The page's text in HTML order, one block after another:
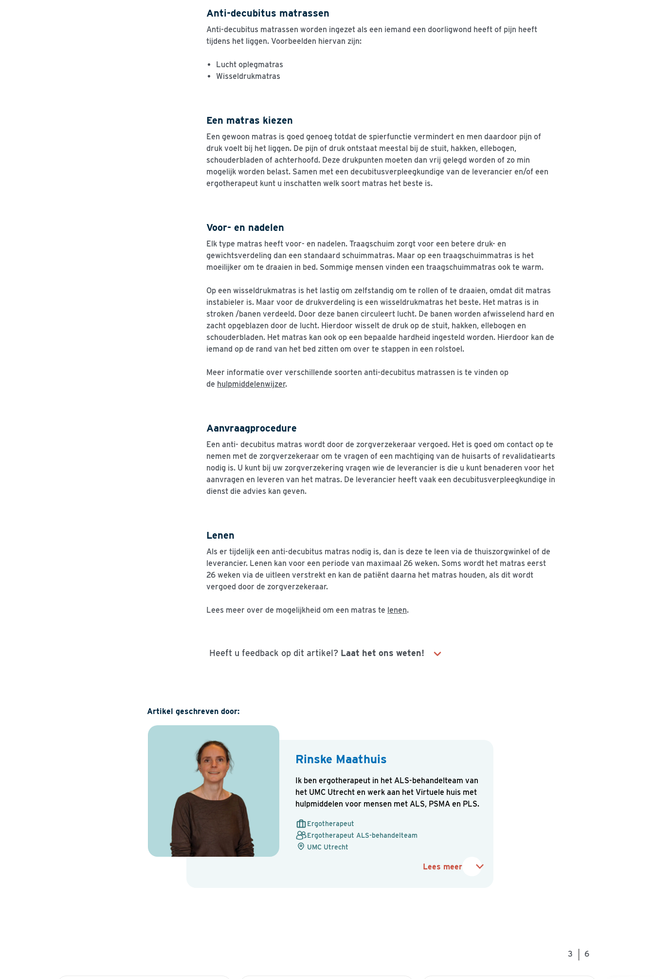
Anti-decubitus matrassen
Anti-decubitus matrassen worden ingezet als een iemand een doorligwond heeft of pijn heeft
tijdens het liggen. Voorbeelden hiervan zijn:
Lucht oplegmatras
Wisseldrukmatras
Een matras kiezen
Een gewoon matras is goed genoeg totdat de spierfunctie vermindert en men daardoor pijn of
druk voelt bij het liggen. De pijn of druk ontstaat meestal bij de stuit, hakken, ellebogen,
schouderbladen of achterhoofd. Deze drukpunten moeten dan vrij gelegd worden of zo min
mogelijk worden belast. Samen met een decubitusverpleegkundige van de leverancier en/of een
ergotherapeut kunt u inschatten welk soort matras het beste is.
Voor- en nadelen
Elk type matras heeft voor- en nadelen. Traagschuim zorgt voor een betere druk- en
gewichtsverdeling dan een standaard schuimmatras. Maar op een traagschuimmatras is het
moeilijker om te draaien in bed. Sommige mensen vinden een traagschuimmatras ook te warm.
Op een wisseldrukmatras is het lastig om zelfstandig om te rollen of te draaien, omdat dit matras
instabieler is. Maar voor de drukverdeling is een wisseldrukmatras het beste. Het matras is in
stroken /banen verdeeld. Door deze banen circuleert lucht. De banen worden afwisselend hard en
zacht opgeblazen door de lucht. Hierdoor wisselt de druk op de stuit, hakken, ellebogen en
schouderbladen. Het matras kan ook op een bepaalde hardheid ingesteld worden. Hierdoor kan de
iemand op de rand van het bed zitten om over te stappen in een rolstoel.
Meer informatie over verschillende soorten anti-decubitus matrassen is te vinden op
de hulpmiddelenwijzer.
Aanvraagprocedure
Een anti- decubitus matras wordt door de zorgverzekeraar vergoed. Het is goed om contact op te
nemen met de zorgverzekeraar om te vragen of een machtiging van de huisarts of revalidatiearts
nodig is. U kunt bij uw zorgverzekering vragen wie de leverancier is die u kunt benaderen voor het
aanvragen en leveren van het matras. De leverancier heeft vaak een decubitusverpleegkundige in
dienst die advies kan geven.
Lenen
Als er tijdelijk een anti-decubitus matras nodig is, dan is deze te leen via de thuiszorgwinkel of de
leverancier. Lenen kan voor een periode van maximaal 26 weken. Soms wordt het matras eerst
26 weken via de uitleen verstrekt en kan de patiënt daarna het matras houden, als dit wordt
vergoed door de zorgverzekeraar.
Lees meer over de mogelijkheid om een matras te lenen.
Heeft u feedback op dit artikel? Laat het ons weten!
E-mailadres
Uw vraag of opmerking
Artikel geschreven door:
Rinske Maathuis
Ik ben ergotherapeut in het ALS-behandelteam van
het UMC Utrecht en werk aan het Virtuele huis met
hulpmiddelen voor mensen met ALS, PSMA en PLS.
Ergotherapeut
Ergotherapeut ALS-behandelteam
UMC Utrecht
Lees meer
3 6